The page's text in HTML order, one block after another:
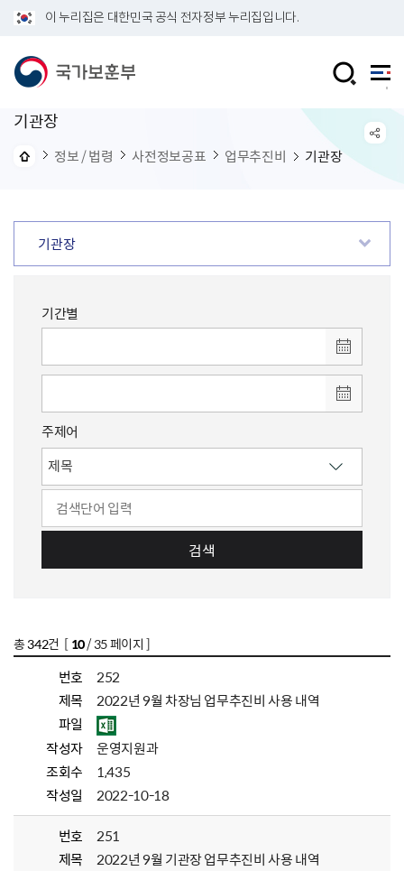
이 누리집은 대한민국 공식 전자정부 누리집입니다.
기관장
정보 / 법령 사전정보공표 업무추진비 기관장
기관장
기간별
주제어
검색
총342건 [ 10/ 35 페이지 ]
번호
252
제목
2022년 9월 차장님 업무추진비 사용 내역
파일
작성자
운영지원과
조회수
1,435
작성일
2022-10-18
번호
251
제목
2022년 9월 기관장 업무추진비 사용 내역